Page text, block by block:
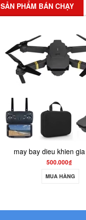
SẢN PHẨM BÁN CHẠY
máy bay điều khiển
300.000₫